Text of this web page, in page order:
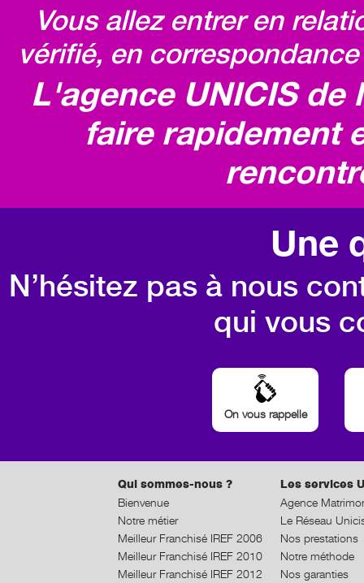
Vous allez entrer en
vérifié, en
L'agence UNICIS
faire rapidement
Une
N’hésitez pas à nous
qui vous
On vous rappelle
Qui sommes-nous ?
Bienvenue
Notre métier
Meilleur Franchisé IREF 2006
Meilleur Franchisé IREF 2010
Meilleur Franchisé IREF 2012
Les services
Agence
Le Réseau
Nos prestations
Notre méthode
Nos garanties